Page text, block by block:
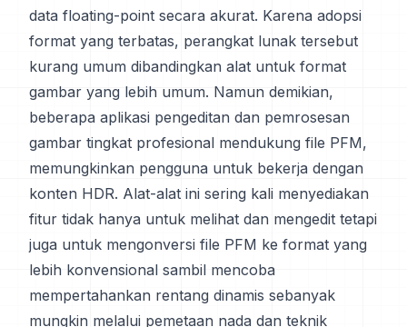
data floating-point secara akurat. Karena adopsi
format yang terbatas, perangkat lunak tersebut
kurang umum dibandingkan alat untuk format
gambar yang lebih umum. Namun demikian,
beberapa aplikasi pengeditan dan pemrosesan
gambar tingkat profesional mendukung file PFM,
memungkinkan pengguna untuk bekerja dengan
konten HDR. Alat-alat ini sering kali menyediakan
fitur tidak hanya untuk melihat dan mengedit tetapi
juga untuk mengonversi file PFM ke format yang
lebih konvensional sambil mencoba
mempertahankan rentang dinamis sebanyak
mungkin melalui pemetaan nada dan teknik